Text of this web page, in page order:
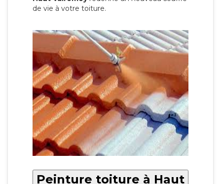
de vie à votre toiture.
Peinture toiture à Haut